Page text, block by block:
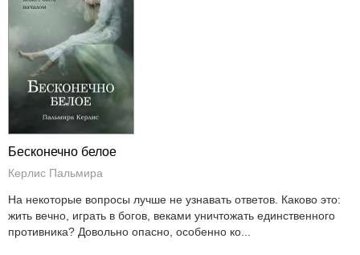
Бесконечно белое
Керлис Пальмира
На некоторые вопросы лучше не узнавать ответов. Каково это:
жить вечно, играть в богов, веками уничтожать единственного
противника? Довольно опасно, особенно ко...